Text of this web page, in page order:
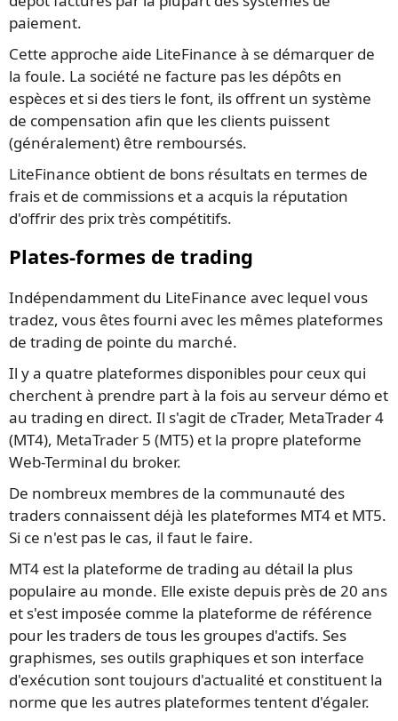
paiement.
Cette approche aide LiteFinance à se démarquer de
la foule. La société ne facture pas les dépôts en
espèces et si des tiers le font, ils offrent un système
de compensation afin que les clients puissent
(généralement) être remboursés.
LiteFinance obtient de bons résultats en termes de
frais et de commissions et a acquis la réputation
d'offrir des prix très compétitifs.
Plates-formes de trading
Indépendamment du LiteFinance avec lequel vous
tradez, vous êtes fourni avec les mêmes plateformes
de trading de pointe du marché.
Il y a quatre plateformes disponibles pour ceux qui
cherchent à prendre part à la fois au serveur démo et
au trading en direct. Il s'agit de cTrader, MetaTrader 4
(MT4), MetaTrader 5 (MT5) et la propre plateforme
Web-Terminal du broker.
De nombreux membres de la communauté des
traders connaissent déjà les plateformes MT4 et MT5.
Si ce n'est pas le cas, il faut le faire.
MT4 est la plateforme de trading au détail la plus
populaire au monde. Elle existe depuis près de 20 ans
et s'est imposée comme la plateforme de référence
pour les traders de tous les groupes d'actifs. Ses
graphismes, ses outils graphiques et son interface
d'exécution sont toujours d'actualité et constituent la
norme que les autres plateformes tentent d'égaler.